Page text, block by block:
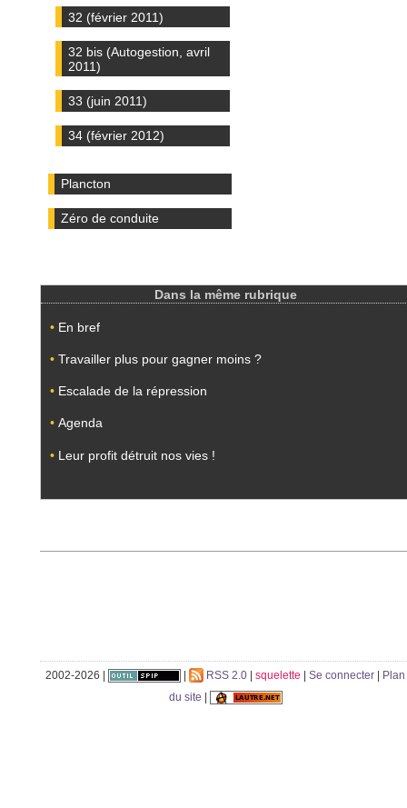
32 (février 2011)
32 bis (Autogestion, avril
2011)
33 (juin 2011)
34 (février 2012)
Plancton
Zéro de conduite
Dans la même rubrique
• En bref
• Travailler plus pour gagner moins ?
• Escalade de la répression
• Agenda
• Leur profit détruit nos vies !
2002-2026 | | RSS 2.0 | squelette | Se connecter | Plan
du site |